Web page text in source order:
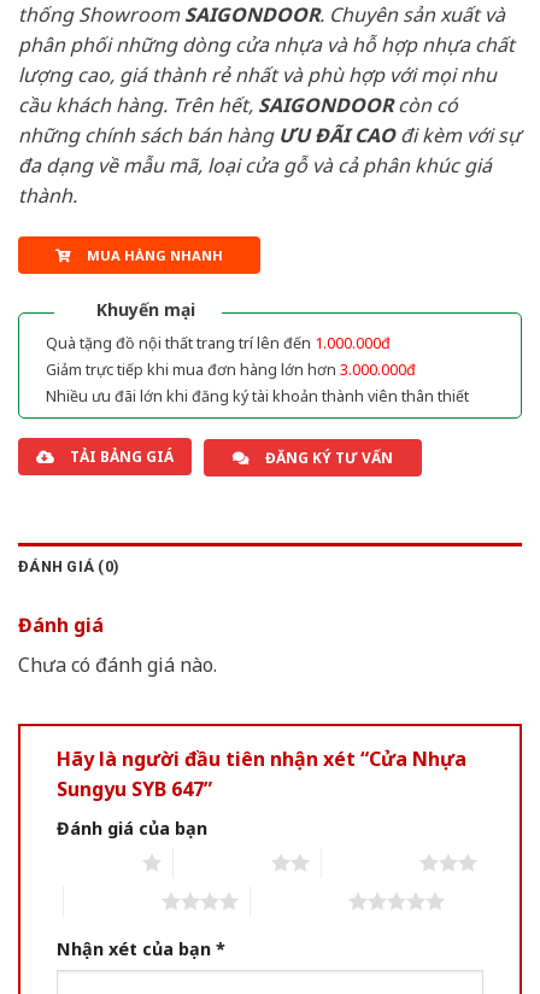
thống ShowroomSAIGONDOOR. Chuyên sản xuất và
phân phối những dòng cửa nhựa và hỗ hợp nhựa chất
lượng cao, giá thành rẻ nhất và phù hợp với mọi nhu
cầu khách hàng. Trên hết, SAIGONDOORcòn có
những chính sách bán hàng ƯU ĐÃI CAOđi kèm với sự
đa dạng về mẫu mã, loại cửa gỗ và cả phân khúc giá
thành.
MUA HÀNG NHANH
Khuyến mại
Quà tặng đồ nội thất trang trí lên đến 1.000.000đ
Giảm trực tiếp khi mua đơn hàng lớn hơn 3.000.000đ
Nhiều ưu đãi lớn khi đăng ký tài khoản thành viên thân thiết
TẢI BẢNG GIÁ ĐĂNG KÝ TƯ VẤN
ĐÁNH GIÁ (0)
Đánh giá
Chưa có đánh giá nào.
Hãy là người đầu tiên nhận xét “Cửa Nhựa
Sungyu SYB 647”
Đánh giá của bạn
Nhận xét của bạn *